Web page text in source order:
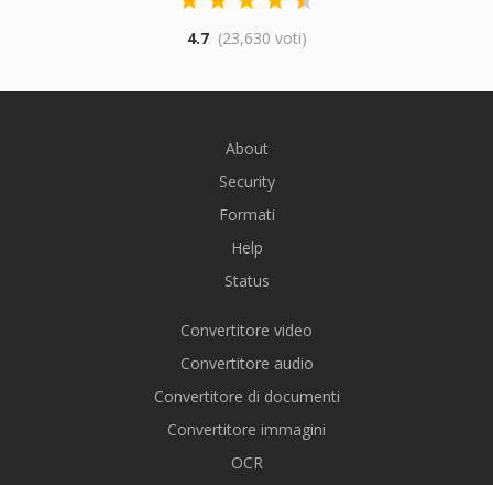
4.7 (23,630 voti)
About
Security
Formati
Help
Status
Convertitore video
Convertitore audio
Convertitore di documenti
Convertitore immagini
OCR